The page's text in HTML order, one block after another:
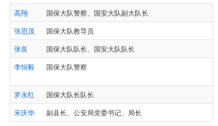
高翔
国保大队警察、国安大队副大队长
张思茂
国保大队教导员
张良
国保大队队长、国安大队队长
李恒毅
国保大队警察
罗永红
国保大队长队长
宋庆华
副县长、公安局党委书记、局长